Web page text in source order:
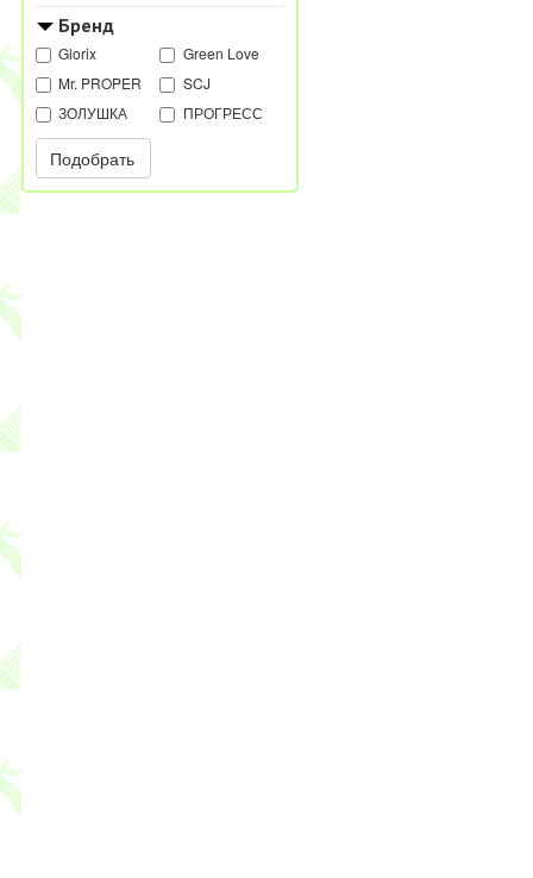
Бренд
Glorix
Green Love
Mr. PROPER
SCJ
ЗОЛУШКА
ПРОГРЕСС
Подобрать